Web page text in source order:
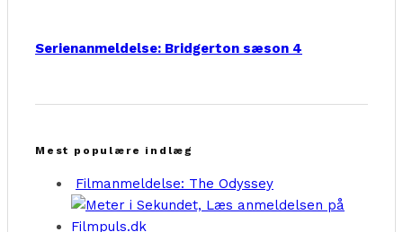
Serienanmeldelse: Bridgerton sæson 4
Mest populære indlæg
Filmanmeldelse: The Odyssey